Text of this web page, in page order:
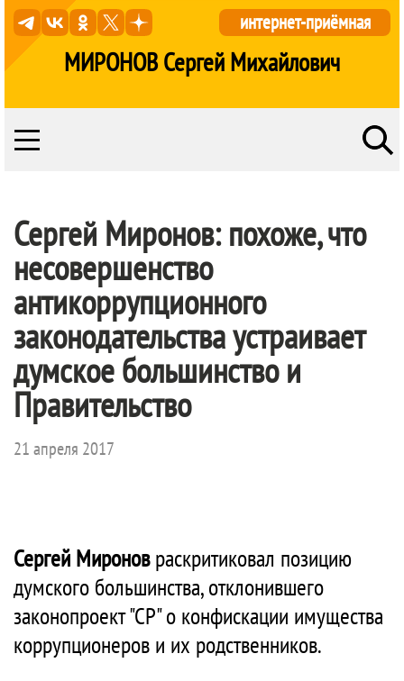
МИРОНОВ Сергей Михайлович
интернет-приёмная
Сергей Миронов: похоже, что
несовершенство
антикоррупционного
законодательства устраивает
думское большинство и
Правительство
21 апреля 2017
Сергей Мироновраскритиковал позицию
думского большинства, отклонившего
законопроект "СР" о конфискации имущества
коррупционеров и их родственников.